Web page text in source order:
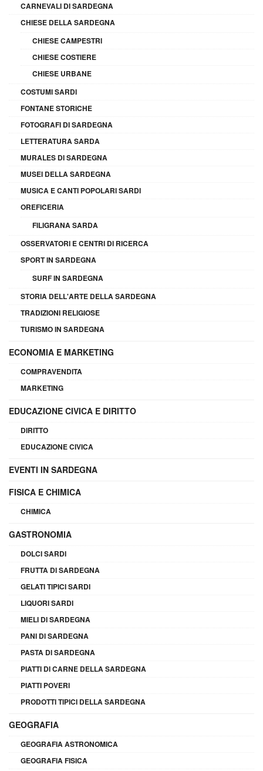
CARNEVALI DI SARDEGNA
CHIESE DELLA SARDEGNA
CHIESE CAMPESTRI
CHIESE COSTIERE
CHIESE URBANE
COSTUMI SARDI
FONTANE STORICHE
FOTOGRAFI DI SARDEGNA
LETTERATURA SARDA
MURALES DI SARDEGNA
MUSEI DELLA SARDEGNA
MUSICA E CANTI POPOLARI SARDI
OREFICERIA
FILIGRANA SARDA
OSSERVATORI E CENTRI DI RICERCA
SPORT IN SARDEGNA
SURF IN SARDEGNA
STORIA DELL'ARTE DELLA SARDEGNA
TRADIZIONI RELIGIOSE
TURISMO IN SARDEGNA
ECONOMIA E MARKETING
COMPRAVENDITA
MARKETING
EDUCAZIONE CIVICA E DIRITTO
DIRITTO
EDUCAZIONE CIVICA
EVENTI IN SARDEGNA
FISICA E CHIMICA
CHIMICA
GASTRONOMIA
DOLCI SARDI
FRUTTA DI SARDEGNA
GELATI TIPICI SARDI
LIQUORI SARDI
MIELI DI SARDEGNA
PANI DI SARDEGNA
PASTA DI SARDEGNA
PIATTI DI CARNE DELLA SARDEGNA
PIATTI POVERI
PRODOTTI TIPICI DELLA SARDEGNA
GEOGRAFIA
GEOGRAFIA ASTRONOMICA
GEOGRAFIA FISICA